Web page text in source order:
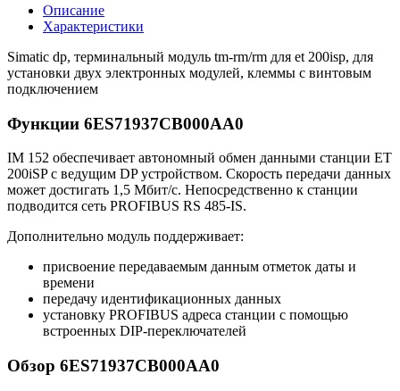
Описание
Характеристики
Simatic dp, терминальный модуль tm-rm/rm для et 200isp, для
установки двух электронных модулей, клеммы с винтовым
подключением
Функции 6ES71937CB000AA0
IM 152 обеспечивает автономный обмен данными станции ET
200iSP с ведущим DP устройством. Скорость передачи данных
может достигать 1,5 Мбит/с. Непосредственно к станции
подводится сеть PROFIBUS RS 485-IS.
Дополнительно модуль поддерживает:
присвоение передаваемым данным отметок даты и
времени
передачу идентификационных данных
установку PROFIBUS адреса станции с помощью
встроенных DIP-переключателей
Обзор 6ES71937CB000AA0